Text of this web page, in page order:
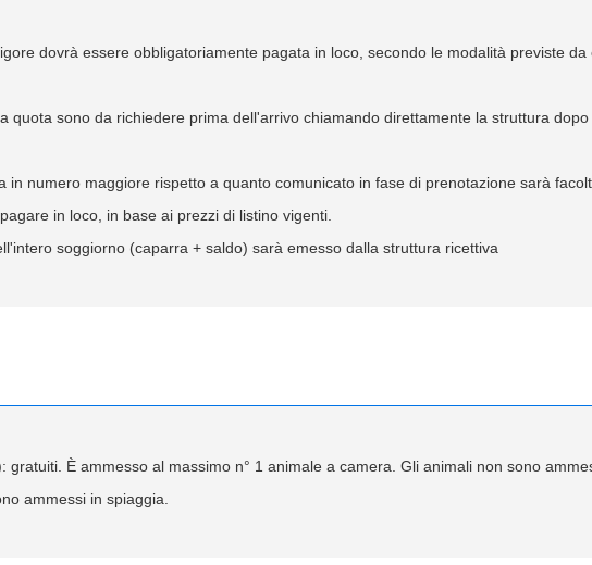
dovrà essere obbligatoriamente pagata in loco, secondo le modalità previste da
quota sono da richiedere prima dell'arrivo chiamando direttamente la struttura
in numero maggiore rispetto a quanto comunicato in fase di prenotazione sarà
in loco, in base ai prezzi di listino vigenti.
soggiorno (caparra + saldo) sarà emesso dalla struttura ricettiva
gratuiti. È ammesso al massimo n° 1 animale a camera. Gli animali non sono
ammessi in spiaggia.